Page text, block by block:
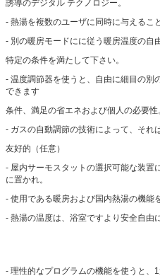
誘導のデジタル テクノロジー。
- 熱湯を複数のユーザに同時に与えるこ
- 別の暖房モードにに従う暖房温度の自
特定の条件を満たして下さい。
- 温度調節器を使うと、自由に細目の別
できます
条件、満足の省エネおよび個人の必要性
- ガスの自動調節の技術によって、それ
友好的（任意）
- 屋内サーモスタットの選択可能な装置
に置かれ。
- 使用である暖房および国内熱湯の機能
- 熱湯の温度は、浴室ですより安全自由
- 理性的なプログラムの機能を使うと、